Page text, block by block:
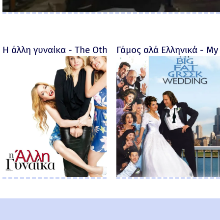
Η άλλη γυναίκα - The Other Woman – 2014
Γάμος αλά Ελληνικά -